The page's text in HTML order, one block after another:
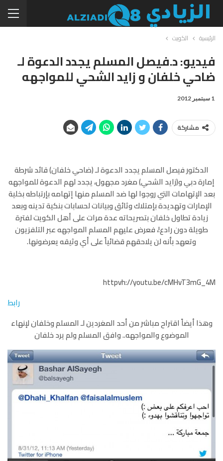
الرئيسية الكويت
فيديو: د.فيصل المسلم يجدد الدعوة لـ
ضاحي خلفان و زايد الشحي للمواجهه
1 سبتمبر 2012
مشاركة
الدكتور فيصل المسلم يجدد الدعوة لـ (ضاحي خلفان) قائد شرطة
إمارة دبي و(زايد الشحي) مغرد مجهول، يجدد لهم الدعوة للمواجهه
بعد الإتهامات التي روجوا لها ضد المسلم منها إتهامه بإرتباطه بخلية
الإمارات وتهديدة بإمتلاك وثائق وبيانات لحسابات بنكية تدينه وبعد
زيادة تطاول خلفان بتصريحاته عدة مرات على أهل الكويت لفترة
طويلة دون رادع!، فعرض عليهم المسلم المواجهه عبر التلفزيون
وتعهد بأنه لن يلاحقهم قضائياً على أي وثيقه يعرضونها.
httpvh://youtu.be/cMHvT3mG_4M
رابط
وهذا أيضاً اقتراح مباشر من أحد المغردين لـ المسلم وخلفان لإنهاء
الموضوع والمواجهه.. وافق المسلم ولم يرد خلفان